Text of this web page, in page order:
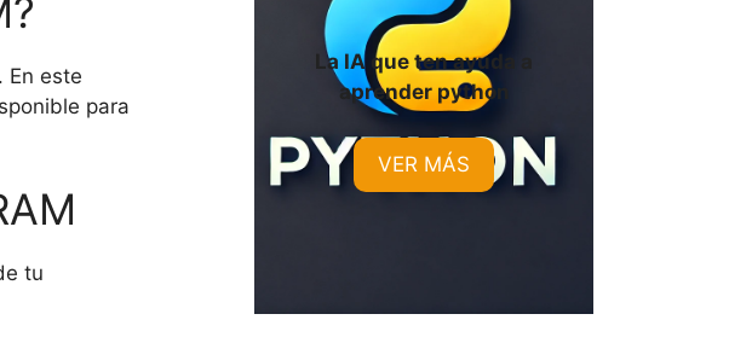
En este
para
tu
La IA que ten ayuda a
aprender python
VER MÁS